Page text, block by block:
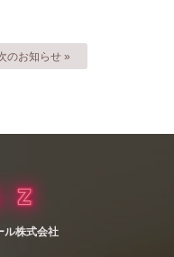
のお知らせ »
ル株式会社